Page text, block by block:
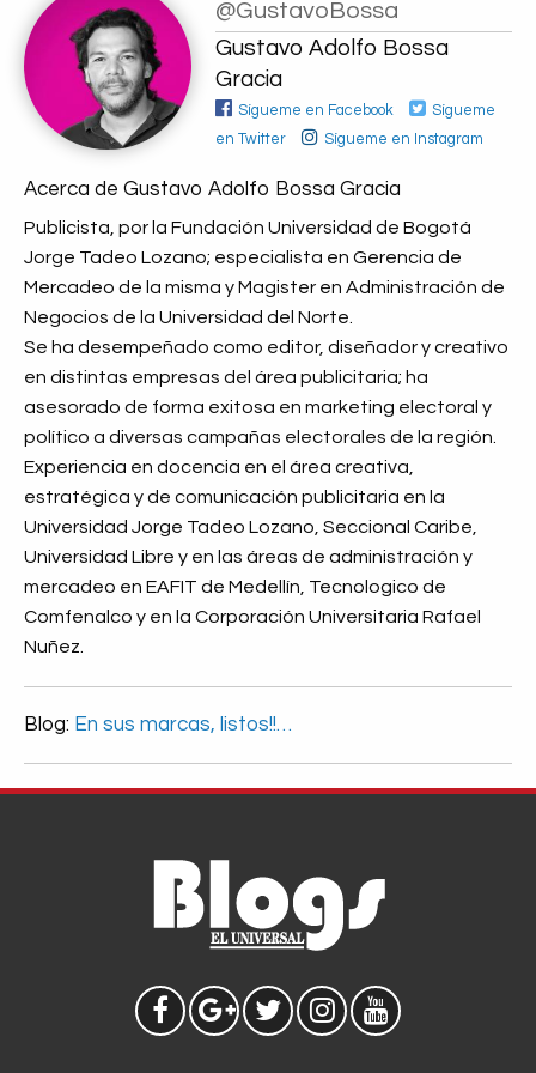
@GustavoBossa
Gustavo Adolfo Bossa
Gracia
Sígueme en Facebook
Sígueme
en Twitter
Sígueme en Instagram
Acerca de Gustavo Adolfo Bossa Gracia
Publicista, por la Fundación Universidad de Bogotá
Jorge Tadeo Lozano; especialista en Gerencia de
Mercadeo de la misma y Magister en Administración de
Negocios de la Universidad del Norte.
Se ha desempeñado como editor, diseñador y creativo
en distintas empresas del área publicitaria; ha
asesorado de forma exitosa en marketing electoral y
político a diversas campañas electorales de la región.
Experiencia en docencia en el área creativa,
estratégica y de comunicación publicitaria en la
Universidad Jorge Tadeo Lozano, Seccional Caribe,
Universidad Libre y en las áreas de administración y
mercadeo en EAFIT de Medellín, Tecnologico de
Comfenalco y en la Corporación Universitaria Rafael
Nuñez.
Blog: En sus marcas, listos!!…